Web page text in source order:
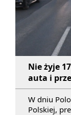
Nie żyje
auta i
W dniu
Polskiej,